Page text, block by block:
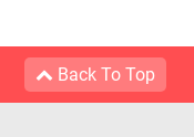
Back To Top